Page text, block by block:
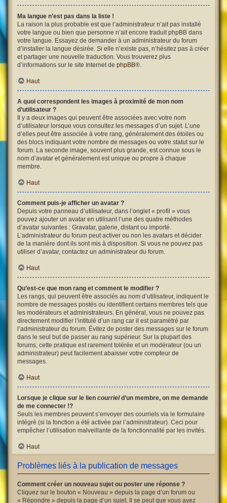
Ma langue n’est pas dans la liste !
La raison la plus probable est que l’administrateur n’ait pas installé
votre langue ou bien que personne n’ait encore traduit phpBB dans
votre langue. Essayez de demander à un administrateur du forum
d’installer la langue désirée. Si elle n’existe pas, n’hésitez pas à créer
et partager une nouvelle traduction. Vous trouverez plus
d’informations sur le site Internet de phpBB®.
Haut
A quoi correspondent les images à proximité de mon nom
d’utilisateur ?
Il y a deux images qui peuvent être associées avec votre nom
d’utilisateur lorsque vous consultez les messages d’un sujet. L’une
d’elles peut être associée à votre rang, généralement des étoiles ou
des blocs indiquant votre nombre de messages ou votre statut sur le
forum. La seconde image, souvent plus grande, est connue sous le
nom d’avatar et généralement est unique ou propre à chaque
membre.
Haut
Comment puis-je afficher un avatar ?
Depuis votre panneau d’utilisateur, dans l’onglet « profil » vous
pouvez ajouter un avatar en utilisant l’une des quatre méthodes
d’avatar suivantes : Gravatar, galerie, distant ou importé.
L’administrateur du forum peut activer ou non les avatars et décider
de la manière dont ils sont mis à disposition. Si vous ne pouvez pas
utiliser d’avatar, contactez un administrateur du forum.
Haut
Qu’est-ce que mon rang et comment le modifier ?
Les rangs, qui peuvent être associés au nom d’utilisateur, indiquent le
nombre de messages postés ou identifient certains membres tels que
les modérateurs et administrateurs. En général, vous ne pouvez pas
directement modifier l’intitulé d’un rang car il est paramétré par
l’administrateur du forum. Évitez de poster des messages sur le forum
dans le seul but de passer au rang supérieur. Sur la plupart des
forums, cette pratique est rarement tolérée et un modérateur (ou un
administrateur) peut facilement abaisser votre compteur de
messages.
Haut
Lorsque je clique sur le lien courrield’un membre, on me demande
de me connecter !?
Seuls les membres peuvent s’envoyer des courriels via le formulaire
intégré (si la fonction a été activée par l’administrateur). Ceci pour
empêcher l’utilisation malveillante de la fonctionnalité par les invités.
Haut
Problèmes liés à la publication de messages
Comment créer un nouveau sujet ou poster une réponse ?
Cliquez sur le bouton « Nouveau » depuis la page d’un forum ou
« Répondre » depuis la page d’un sujet. Il se peut que vous ayez